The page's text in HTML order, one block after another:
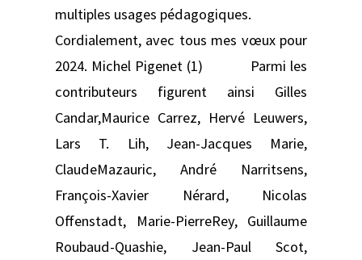
multiples usages pédagogiques.
Cordialement, avec tous mes vœux pour
2024. Michel Pigenet (1) Parmi les
contributeurs figurent ainsi Gilles
Candar,Maurice Carrez, Hervé Leuwers,
Lars T. Lih, Jean-Jacques Marie,
ClaudeMazauric, André Narritsens,
François-Xavier Nérard, Nicolas
Offenstadt, Marie-PierreRey, Guillaume
Roubaud-Quashie, Jean-Paul Scot,